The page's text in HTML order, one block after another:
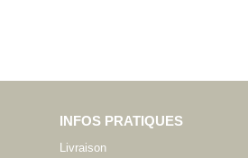
INFOS PRATIQUES
Livraison